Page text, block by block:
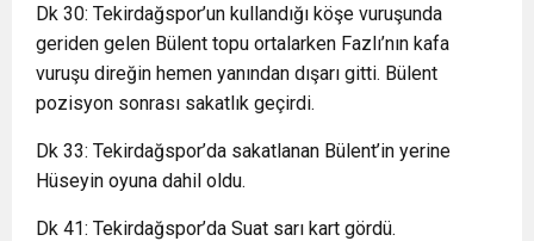
Dk 30: Tekirdağspor’un kullandığı köşe vuruşunda
geriden gelen Bülent topu ortalarken Fazlı’nın kafa
vuruşu direğin hemen yanından dışarı gitti. Bülent
pozisyon sonrası sakatlık geçirdi.
Dk 33: Tekirdağspor’da sakatlanan Bülent’in yerine
Hüseyin oyuna dahil oldu.
Dk 41: Tekirdağspor’da Suat sarı kart gördü.